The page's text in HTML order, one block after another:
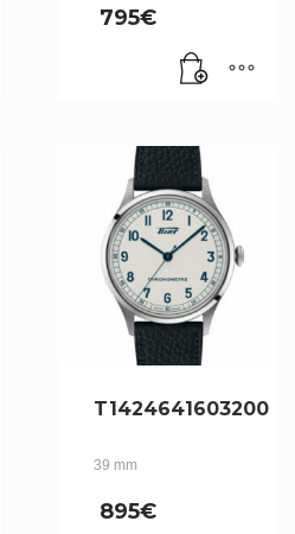
795€
T1424641603200
39 mm
895€